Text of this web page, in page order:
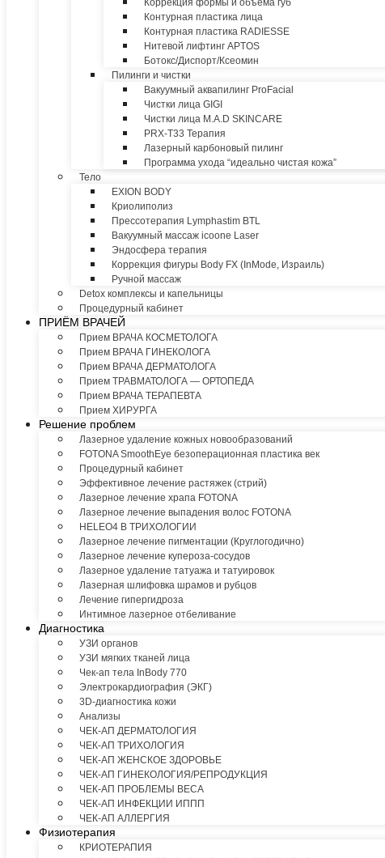
Коррекция формы и объема губ
Контурная пластика лица
Контурная пластика RADIESSE
Нитевой лифтинг APTOS
Ботокс/Диспорт/Ксеомин
Пилинги и чистки
Вакуумный аквапилинг ProFacial
Чистки лица GIGI
Чистки лица M.A.D SKINCARE
PRX-T33 Терапия
Лазерный карбоновый пилинг
Программа ухода “идеально чистая кожа”
Тело
EXION BODY
Криолиполиз
Прессотерапия Lymphastim BTL
Вакуумный массаж icoone Laser
Эндосфера терапия
Коррекция фигуры Body FX (InMode, Израиль)
Ручной массаж
Detox комплексы и капельницы
Процедурный кабинет
ПРИЁМ ВРАЧЕЙ
Прием ВРАЧА КОСМЕТОЛОГА
Прием ВРАЧА ГИНЕКОЛОГА
Прием ВРАЧА ДЕРМАТОЛОГА
Прием ТРАВМАТОЛОГА — ОРТОПЕДА
Прием ВРАЧА ТЕРАПЕВТА
Прием ХИРУРГА
Решение проблем
Лазерное удаление кожных новообразований
FOTONA SmoothEye безоперационная пластика век
Процедурный кабинет
Эффективное лечение растяжек (стрий)
Лазерное лечение храпа FOTONA
Лазерное лечение выпадения волос FOTONA
HELEO4 В ТРИХОЛОГИИ
Лазерное лечение пигментации (Круглогодично)
Лазерное лечение купероза-сосудов
Лазерное удаление татуажа и татуировок
Лазерная шлифовка шрамов и рубцов
Лечение гипергидроза
Интимное лазерное отбеливание
Диагностика
УЗИ органов
УЗИ мягких тканей лица
Чек-ап тела InBody 770
Электрокардиография (ЭКГ)
3D-диагностика кожи
Анализы
ЧЕК-АП ДЕРМАТОЛОГИЯ
ЧЕК-АП ТРИХОЛОГИЯ
ЧЕК-АП ЖЕНСКОЕ ЗДОРОВЬЕ
ЧЕК-АП ГИНЕКОЛОГИЯ/РЕПРОДУКЦИЯ
ЧЕК-АП ПРОБЛЕМЫ ВЕСА
ЧЕК-АП ИНФЕКЦИИ ИППП
ЧЕК-АП АЛЛЕРГИЯ
Физиотерапия
КРИОТЕРАПИЯ